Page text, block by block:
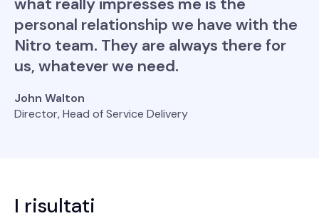
personal relationship we have with the
Nitro team. They are always there for
us, whatever we need.
John Walton
Director, Head of Service Delivery
I risultati